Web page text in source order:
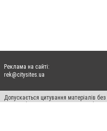
Реклама на сайті:
rek@citysites.ua
Допускається цитування матеріалів
систем гіперпосилання на цитовані